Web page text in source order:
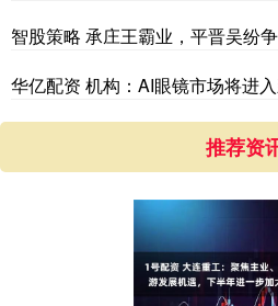
智股策略 承庄王霸业，平晋吴纷
华亿配资 机构：AI眼镜市场将进
推荐资